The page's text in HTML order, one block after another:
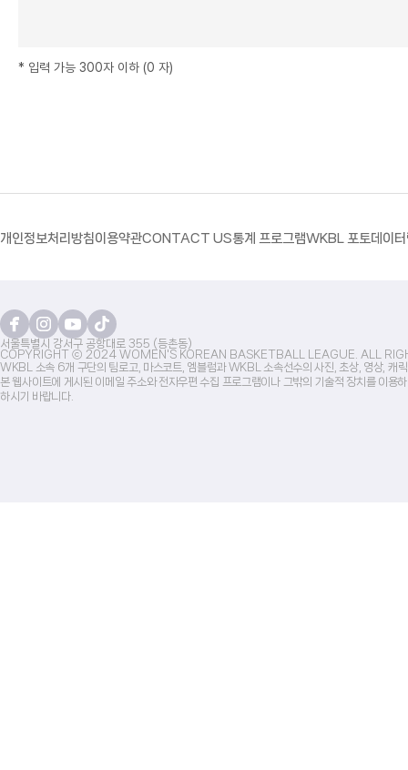
* 입력 가능 300자 이하 (0 자)
개인정보처리방침이용약관CONTACT US통계 프로그램WKBL 포토데이
서울특별시 강서구 공항대로 355 (등촌동)
COPYRIGHT ⓒ 2024 WOMEN'S KOREAN BASKETBALL LEAGUE. ALL
WKBL 소속 6개 구단의 팀로고, 마스코트, 엠블럼과 WKBL 소속선수의 사진, 초상, 영상, 캐
본 웹사이트에 게시된 이메일 주소와 전자우편 수집 프로그램이나 그밖의 기술적 장치를 이
하시기 바랍니다.